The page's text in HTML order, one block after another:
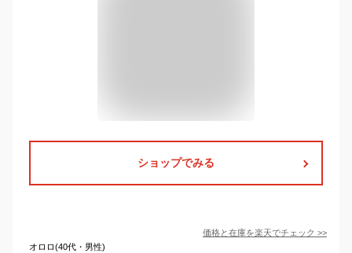
ショップでみる
価格と在庫を楽天でチェック >>
オロロ(40代・男性)